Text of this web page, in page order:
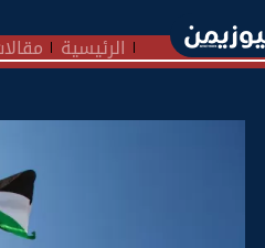
الرئيسية